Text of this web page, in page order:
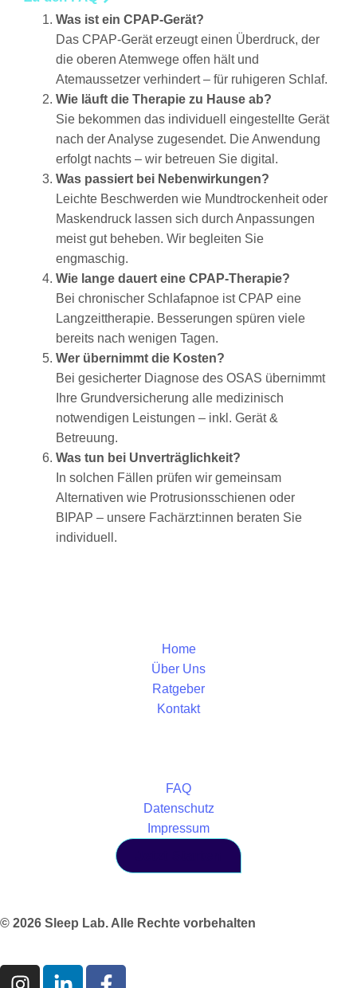
Was ist ein CPAP-Gerät?
Das CPAP-Gerät erzeugt einen Überdruck, der
die oberen Atemwege offen hält und
Atemaussetzer verhindert – für ruhigeren Schlaf.
Wie läuft die Therapie zu Hause ab?
Sie bekommen das individuell eingestellte Gerät
nach der Analyse zugesendet. Die Anwendung
erfolgt nachts – wir betreuen Sie digital.
Was passiert bei Nebenwirkungen?
Leichte Beschwerden wie Mundtrockenheit oder
Maskendruck lassen sich durch Anpassungen
meist gut beheben. Wir begleiten Sie
engmaschig.
Wie lange dauert eine CPAP-Therapie?
Bei chronischer Schlafapnoe ist CPAP eine
Langzeittherapie. Besserungen spüren viele
bereits nach wenigen Tagen.
Wer übernimmt die Kosten?
Bei gesicherter Diagnose des OSAS übernimmt
Ihre Grundversicherung alle medizinisch
notwendigen Leistungen – inkl. Gerät &
Betreuung.
Was tun bei Unverträglichkeit?
In solchen Fällen prüfen wir gemeinsam
Alternativen wie Protrusionsschienen oder
BIPAP – unsere Fachärzt:innen beraten Sie
individuell.
Home
Über Uns
Ratgeber
Kontakt
FAQ
Datenschutz
Impressum
© 2026 Sleep Lab. Alle Rechte vorbehalten